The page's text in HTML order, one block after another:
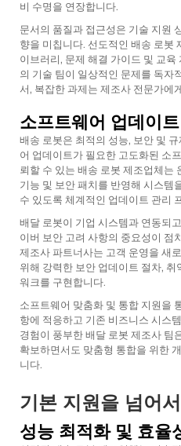
비 수명을 연장합니다.
문서의 품질과 접근성은 기술 지원
향을 미칩니다. 선도적인 배송 로봇
이브러리, 문제 해결 가이드 및 교
의 기술 팀이 일상적인 문제를 독자
서, 복잡한 과제는 제조사 전문가에
소프트웨어 업데이
배송 로봇은 최적의 성능, 보안 및
어 업데이트가 필요한 고도화된 소
뢰할 수 있는 배송 로봇 제조업체는
기능 및 보안 패치를 반영해 시스템
수 있도록 체계적인 업데이트 관리
배달 로봇이 기업 시스템과 연동되
이버 보안 고려 사항의 중요성이 점
제조사 파트너사는 고객 운영을 새
위해 강력한 보안 업데이트 절차,
워크를 구현합니다.
소프트웨어 맞춤화 및 통합 지원을
항에 적응하고 기존 비즈니스 시스
경험이 풍부한 배달 로봇 제조사 팀
확보하면서도 맞춤형 통합을 위한
니다.
기본 지원을 넘어
성능 최적화 및 효율